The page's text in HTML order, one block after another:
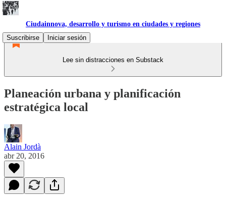
Ciudainnova, desarrollo y turismo en ciudades y regiones
Suscribirse
Iniciar sesión
Lee sin distracciones en Substack
Planeación urbana y planificación
estratégica local
Alain Jordà
abr 20, 2016